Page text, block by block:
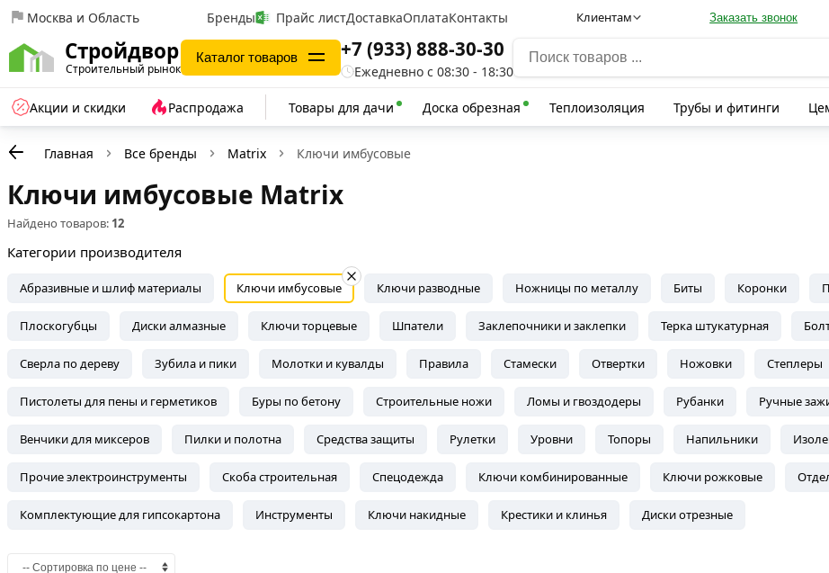
Москва и Область Бренды Прайс листДоставкаОплатаКонтакты Клиентам Заказать звонок
Стройдвор
Строительный рынок
Каталог товаров +7 (933) 888-30-30
Ежедневно с 08:30 - 18:30
Акции и скидки Распродажа Товары для дачи Доска обрезная Теплоизоляция Трубы и фитинги
Главная Все бренды Matrix Ключи имбусовые
Ключи имбусовые Matrix
Найдено товаров: 12
Категории производителя
Абразивные и шлиф материалы Ключи имбусовые Ключи разводные Ножницы по металлу Биты Коронки
Плоскогубцы Диски алмазные Ключи торцевые Шпатели Заклепочники и заклепки Терка штукатурная
Сверла по дереву Зубила и пики Молотки и кувалды Правила Стамески Отвертки Ножовки Степлеры
Пистолеты для пены и герметиков Буры по бетону Строительные ножи Ломы и гвоздодеры Рубанки Ручные
Венчики для миксеров Пилки и полотна Средства защиты Рулетки Уровни Топоры Напильники
Прочие электроинструменты Скоба строительная Спецодежда Ключи комбинированные Ключи рожковые
Комплектующие для гипсокартона Инструменты Ключи накидные Крестики и клинья Диски отрезные